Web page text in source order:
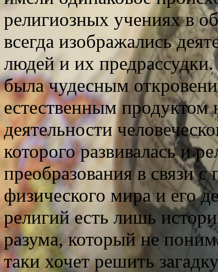
религиозных учениях в
всегда изображались
людей и их
была чудесным
естественным продуктом
деятельности
которого развивалась и
преобразования в связи
физического мира и его
религий есть лишь
разума, который не
таки хочет решить